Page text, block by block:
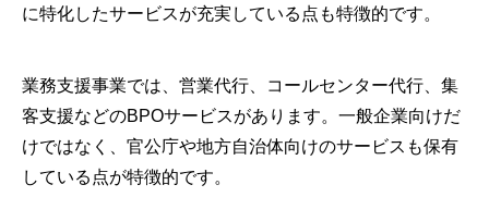
に特化したサービスが充実している点も特徴的です。
業務支援事業では、営業代行、コールセンター代行、集
客支援などのBPOサービスがあります。一般企業向けだ
けではなく、官公庁や地方自治体向けのサービスも保有
している点が特徴的です。